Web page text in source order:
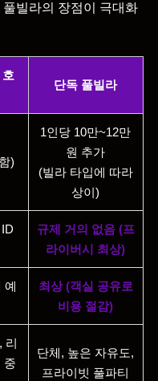
빌라의 장점이 극대화
호
단독 풀빌라
)
1인당 10만~12만
원 추가
(빌라 타입에 따라
상이)
규제 거의 없음 (프
라이버시 최상)
최상 (객실 공유로
비용 절감)
리
중
단체, 높은 자유도,
프라이빗 풀파티